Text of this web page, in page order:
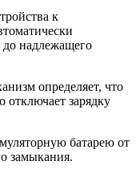
к
до надлежащего
определяет, что
отключает зарядку
батарею от
замыкания.